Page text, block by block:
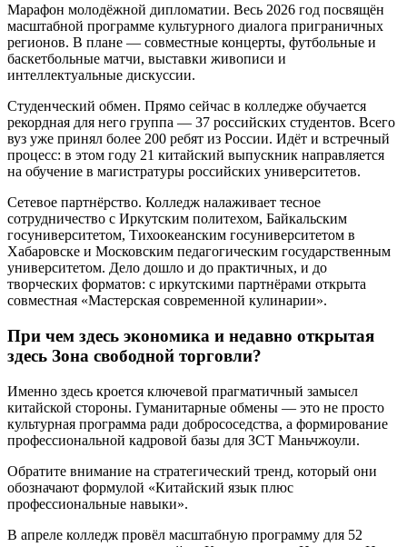
Марафон молодёжной дипломатии. Весь 2026 год посвящён
масштабной программе культурного диалога приграничных
регионов. В плане — совместные концерты, футбольные и
баскетбольные матчи, выставки живописи и
интеллектуальные дискуссии.
Студенческий обмен. Прямо сейчас в колледже обучается
рекордная для него группа — 37 российских студентов. Всего
вуз уже принял более 200 ребят из России. Идёт и встречный
процесс: в этом году 21 китайский выпускник направляется
на обучение в магистратуры российских университетов.
Сетевое партнёрство. Колледж налаживает тесное
сотрудничество с Иркутским политехом, Байкальским
госуниверситетом, Тихоокеанским госуниверситетом в
Хабаровске и Московским педагогическим государственным
университетом. Дело дошло и до практичных, и до
творческих форматов: с иркутскими партнёрами открыта
совместная «Мастерская современной кулинарии».
При чем здесь экономика и недавно открытая
здесь Зона свободной торговли?
Именно здесь кроется ключевой прагматичный замысел
китайской стороны. Гуманитарные обмены — это не просто
культурная программа ради добрососедства, а формирование
профессиональной кадровой базы для ЗСТ Маньчжоули.
Обратите внимание на стратегический тренд, который они
обозначают формулой «Китайский язык плюс
профессиональные навыки».
В апреле колледж провёл масштабную программу для 52